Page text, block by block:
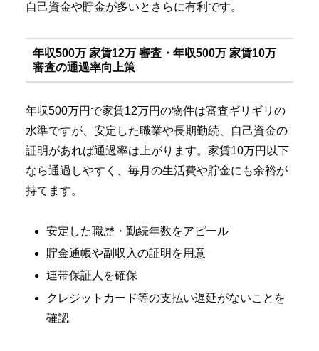
自己資金や貯金が多いとさらに有利です。
年収500万 家賃12万 審査・年収500万 家賃10万
審査の通過率向上策
年収500万円で家賃12万円の物件は審査ギリギリの
水準ですが、安定した職業や長期勤続、自己資金の
証明があれば通過率は上がります。家賃10万円以下
なら通過しやすく、毎月の生活費や貯金にも余裕が
持てます。
安定した職歴・勤続年数をアピール
貯金通帳や副収入の証明を用意
連帯保証人を確保
クレジットカード等の支払い遅延がないことを
確認